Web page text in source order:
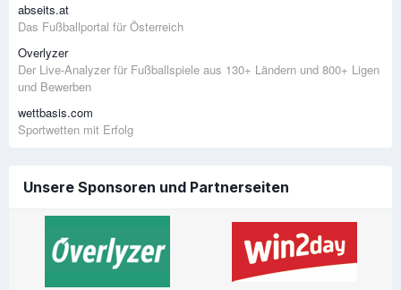
abseits.at
Das Fußballportal für Österreich
Overlyzer
Der Live-Analyzer für Fußballspiele aus 130+ Ländern und 800+ Ligen
und Bewerben
wettbasis.com
Sportwetten mit Erfolg
Unsere Sponsoren und Partnerseiten